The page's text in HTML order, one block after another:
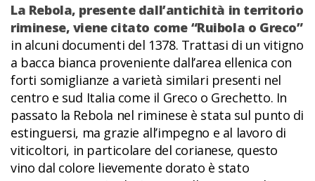
La Rebola, presente dall’antichità in territorio
riminese, viene citato come “Ruibola o Greco”
in alcuni documenti del 1378. Trattasi di un vitigno
a bacca bianca proveniente dall’area ellenica con
forti somiglianze a varietà similari presenti nel
centro e sud Italia come il Greco o Grechetto. In
passato la Rebola nel riminese è stata sul punto di
estinguersi, ma grazie all’impegno e al lavoro di
viticoltori, in particolare del corianese, questo
vino dal colore lievemente dorato è stato